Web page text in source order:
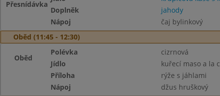
Přesnídávka
Doplněk
jahody
Nápoj
čaj bylinkový
Oběd (11:45 - 12:30)
Oběd
Polévka
cizrnová
Jídlo
kuřecí maso a la
Příloha
rýže s jáhlami
Nápoj
džus hruškový